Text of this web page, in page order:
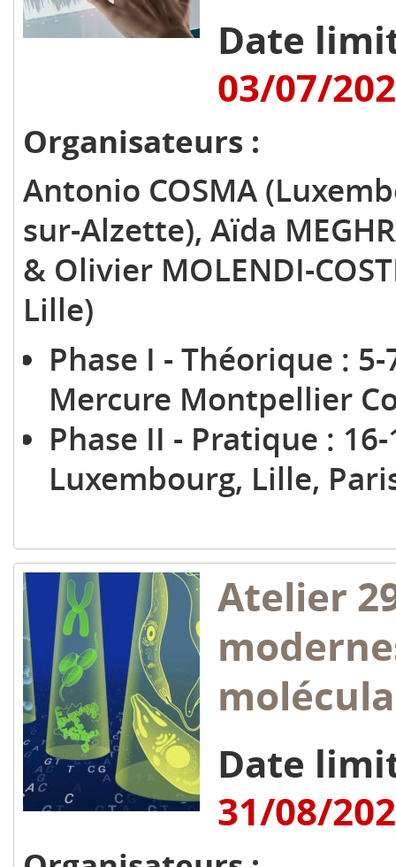
Date
03/07/
Organisateurs :
Antonio COSMA
sur-Alzette), Aïda
& Olivier MOLENDI-
Lille)
Phase I - Théorique :
Mercure Montpellier
Phase II - Pratique :
Luxembourg, Lille,
Atelier
Date
31/08/